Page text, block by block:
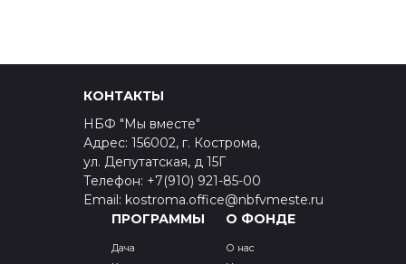
КОНТАКТЫ
НБФ "Мы вместе"
Адрес: 156002, г. Кострома,
ул. Депутатская, д 15Г
Телефон: +7(910) 921-85-00
Email: kostroma.office@nbfvmeste.ru
ПРОГРАММЫ
Дача
О ФОНДЕ
О нас